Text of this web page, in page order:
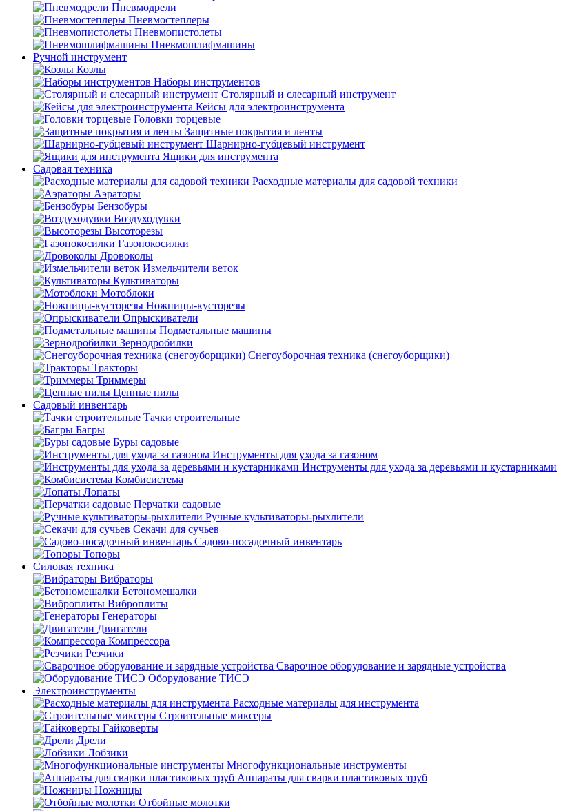
Пневмодрели
Пневмостеплеры
Пневмопистолеты
Пневмошлифмашины
Ручной инструмент
Козлы
Наборы инструментов
Столярный и слесарный инструмент
Кейсы для электроинструмента
Головки торцевые
Защитные покрытия и ленты
Шарнирно-губцевый инструмент
Ящики для инструмента
Садовая техника
Расходные материалы для садовой техники
Аэраторы
Бензобуры
Воздуходувки
Высоторезы
Газонокосилки
Дровоколы
Измельчители веток
Культиваторы
Мотоблоки
Ножницы-кусторезы
Опрыскиватели
Подметальные машины
Зернодробилки
Снегоуборочная техника (снегоуборщики)
Тракторы
Триммеры
Цепные пилы
Садовый инвентарь
Тачки строительные
Багры
Буры садовые
Инструменты для ухода за газоном
Инструменты для ухода за деревьями и кустарниками
Комбисистема
Лопаты
Перчатки садовые
Ручные культиваторы-рыхлители
Секачи для сучьев
Садово-посадочный инвентарь
Топоры
Силовая техника
Вибраторы
Бетономешалки
Виброплиты
Генераторы
Двигатели
Компрессора
Резчики
Сварочное оборудование и зарядные устройства
Оборудование ТИСЭ
Электроинструменты
Расходные материалы для инструмента
Строительные миксеры
Гайковерты
Дрели
Лобзики
Многофункциональные инструменты
Аппараты для сварки пластиковых труб
Ножницы
Отбойные молотки